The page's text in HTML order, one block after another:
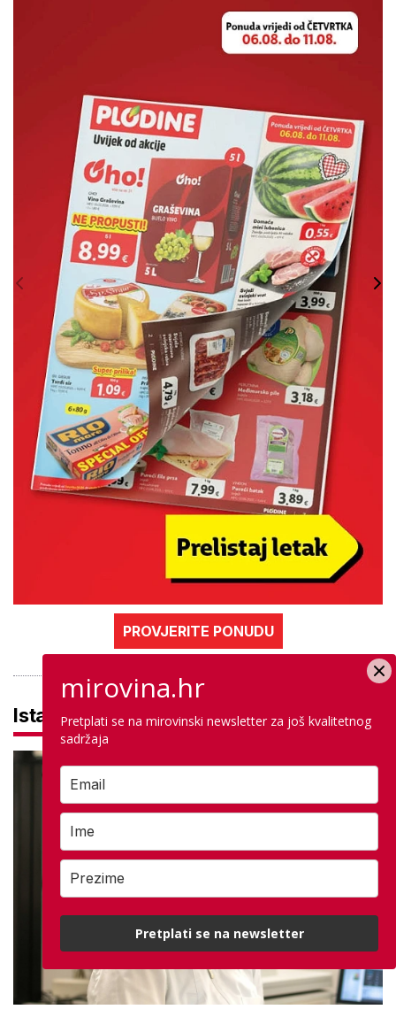
PROVJERITE PONUDU
Istaknuto
mirovina.hr
Pretplati se na mirovinski newsletter za još kvalitetnog
sadržaja
Pretplati se na newsletter